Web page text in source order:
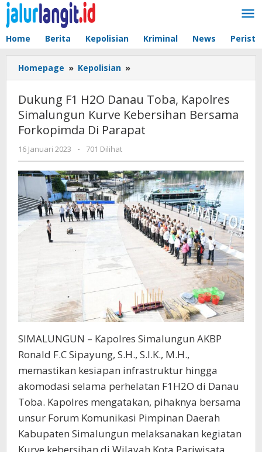
Lewati
konten
Home Berita Kepolisian Kriminal News
Homepage » Kepolisian »
F1
Danau
Toba,
Kapolres
Kebersihan
Bersama
Forkopimda
Di
Parapat
Dukung F1 H2O Danau Toba, Kapolres
Simalungun Kurve Kebersihan Bersama
Forkopimda Di Parapat
16 Januari 2023
oleh
admin
- 701 Dilihat
SIMALUNGUN – Kapolres Simalungun AKBP
Ronald F.C Sipayung, S.H., S.I.K., M.H.,
memastikan kesiapan infrastruktur hingga
akomodasi selama perhelatan F1H2O di Danau
Toba. Kapolres mengatakan, pihaknya bersama
unsur Forum Komunikasi Pimpinan Daerah
Kabupaten Simalungun melaksanakan kegiatan
Kurve kebersihan di Wilayah Kota Pariwisata